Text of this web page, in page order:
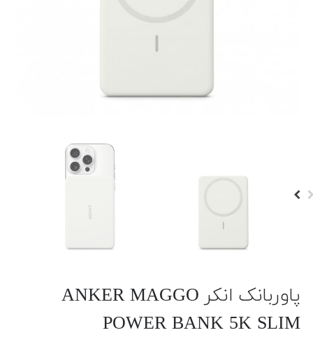
پاوربانک انکر ANKER MAGGO
POWER BANK 5K SLIM